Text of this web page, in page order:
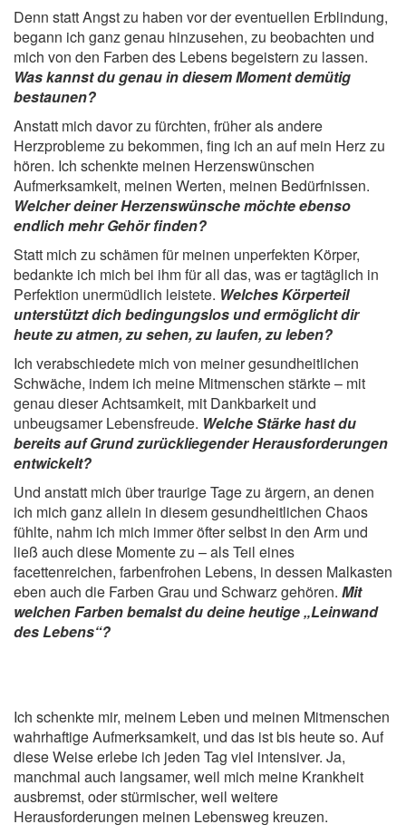
Denn statt Angst zu haben vor der eventuellen Erblindung,
begann ich ganz genau hinzusehen, zu beobachten und
mich von den Farben des Lebens begeistern zu lassen.
Was kannst du genau in diesem Moment demütig
bestaunen?
Anstatt mich davor zu fürchten, früher als andere
Herzprobleme zu bekommen, fing ich an auf mein Herz zu
hören. Ich schenkte meinen Herzenswünschen
Aufmerksamkeit, meinen Werten, meinen Bedürfnissen.
Welcher deiner Herzenswünsche möchte ebenso
endlich mehr Gehör finden?
Statt mich zu schämen für meinen unperfekten Körper,
bedankte ich mich bei ihm für all das, was er tagtäglich in
Perfektion unermüdlich leistete. Welches Körperteil
unterstützt dich bedingungslos und ermöglicht dir
heute zu atmen, zu sehen, zu laufen, zu leben?
Ich verabschiedete mich von meiner gesundheitlichen
Schwäche, indem ich meine Mitmenschen stärkte – mit
genau dieser Achtsamkeit, mit Dankbarkeit und
unbeugsamer Lebensfreude. Welche Stärke hast du
bereits auf Grund zurückliegender Herausforderungen
entwickelt?
Und anstatt mich über traurige Tage zu ärgern, an denen
ich mich ganz allein in diesem gesundheitlichen Chaos
fühlte, nahm ich mich immer öfter selbst in den Arm und
ließ auch diese Momente zu – als Teil eines
facettenreichen, farbenfrohen Lebens, in dessen Malkasten
eben auch die Farben Grau und Schwarz gehören. Mit
welchen Farben bemalst du deine heutige „Leinwand
des Lebens“?
Ich schenkte mir, meinem Leben und meinen Mitmenschen
wahrhaftige Aufmerksamkeit, und das ist bis heute so. Auf
diese Weise erlebe ich jeden Tag viel intensiver. Ja,
manchmal auch langsamer, weil mich meine Krankheit
ausbremst, oder stürmischer, weil weitere
Herausforderungen meinen Lebensweg kreuzen.